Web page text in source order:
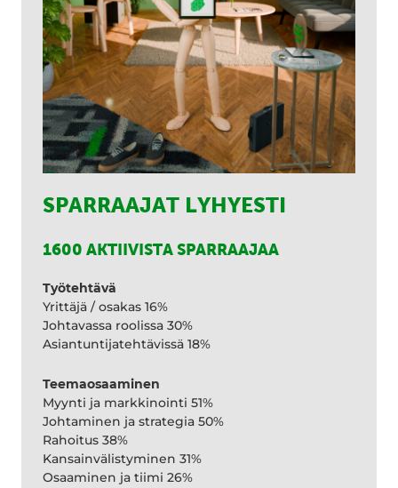
SPARRAAJAT LYHYESTI
1600 AKTIIVISTA SPARRAAJAA
Työtehtävä
Yrittäjä / osakas 16%
Johtavassa roolissa 30%
Asiantuntijatehtävissä 18%
Teemaosaaminen
Myynti ja markkinointi 51%
Johtaminen ja strategia 50%
Rahoitus 38%
Kansainvälistyminen 31%
Osaaminen ja tiimi 26%